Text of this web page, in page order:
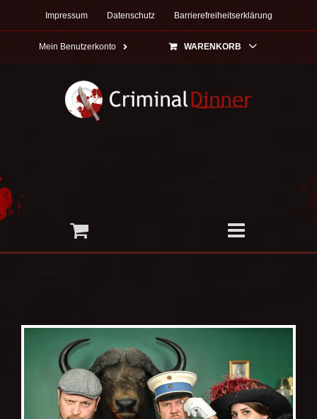
Impressum Datenschutz Barrierefreiheitserklärung
Mein Benutzerkonto WARENKORB